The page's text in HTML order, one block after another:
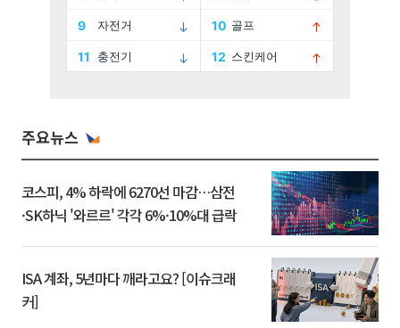
주요뉴스
코스피, 4% 하락에 6270선 마감…삼전
·SK하닉 '와르르' 각각 6%·10%대 급락
ISA 계좌, 5년마다 깨라고요? [이슈크래
커]